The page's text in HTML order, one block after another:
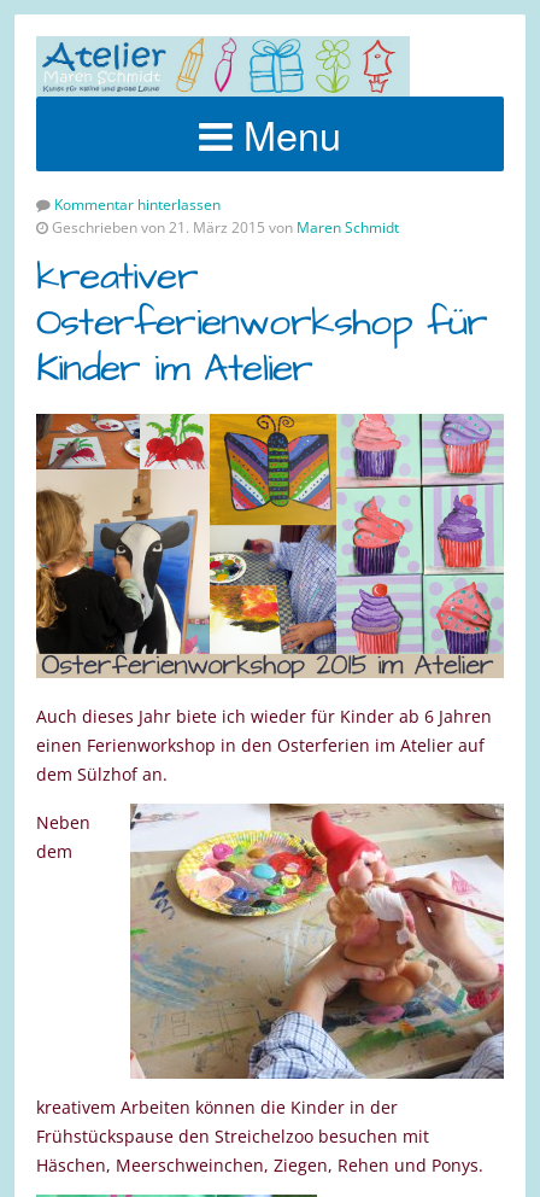
Menu
Kommentar hinterlassen
Geschrieben von 21. März 2015 von Maren Schmidt
kreativer
Osterferienworkshop für
Kinder im Atelier
Auch dieses Jahr biete ich wieder für Kinder ab 6 Jahren
einen Ferienworkshop in den Osterferien im Atelier auf
dem Sülzhof an.
Neben
dem
kreativem Arbeiten können die Kinder in der
Frühstückspause den Streichelzoo besuchen mit
Häschen, Meerschweinchen, Ziegen, Rehen und Ponys.